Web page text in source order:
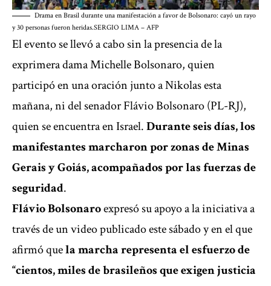
Drama en Brasil durante una manifestación a favor de Bolsonaro: cayó un rayo
y 30 personas fueron heridas.SERGIO LIMA – AFP
El evento se llevó a cabo sin la presencia de la
exprimera dama Michelle Bolsonaro, quien
participó en una oración junto a Nikolas esta
mañana, ni del senador Flávio Bolsonaro (PL-RJ),
quien se encuentra en Israel.Durante seis días, los
manifestantes marcharon por zonas de Minas
Gerais y Goiás, acompañados por las fuerzas de
seguridad.
Flávio Bolsonaroexpresó su apoyo a la iniciativa a
través de un video publicado este sábado y en el que
afirmó quela marcha representa el esfuerzo de
“cientos, miles de brasileños que exigen justicia